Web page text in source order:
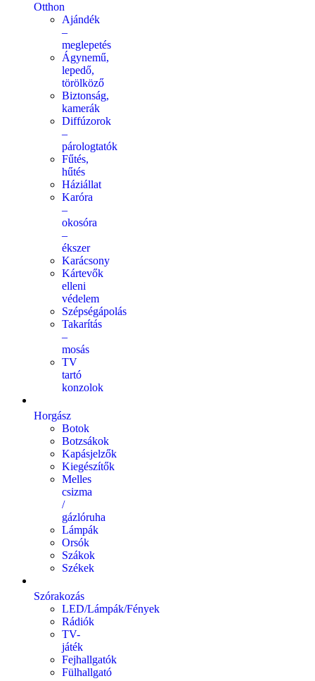
Otthon
Ajándék
–
meglepetés
Ágynemű,
lepedő,
törölköző
Biztonság,
kamerák
Diffúzorok
–
párologtatók
Fűtés,
hűtés
Háziállat
Karóra
–
okosóra
–
ékszer
Karácsony
Kártevők
elleni
védelem
Szépségápolás
Takarítás
–
mosás
TV
tartó
konzolok
Horgász
Botok
Botzsákok
Kapásjelzők
Kiegészítők
Melles
csizma
/
gázlóruha
Lámpák
Orsók
Szákok
Székek
Szórakozás
LED/Lámpák/Fények
Rádiók
TV-
játék
Fejhallgatók
Fülhallgató